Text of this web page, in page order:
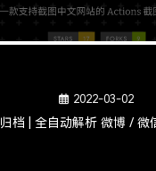
2022-03-02
归档 | 全自动解析 微博 / 微